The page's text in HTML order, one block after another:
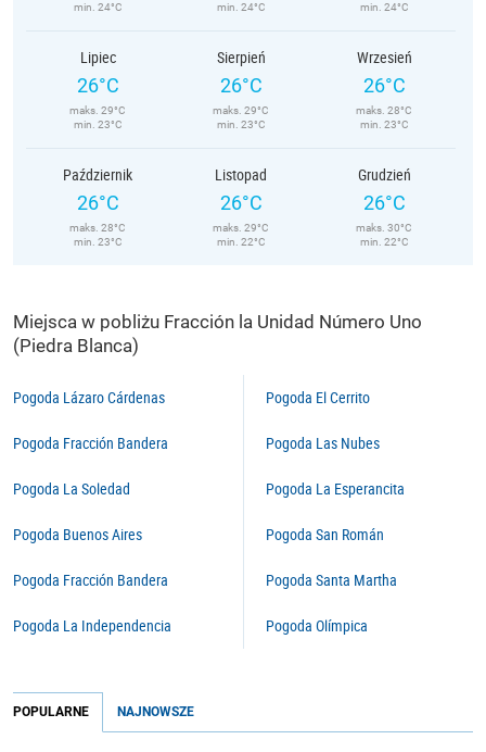
min. 24°C
min. 24°C
min. 24°C
Lipiec
26°C
maks. 29°C
min. 23°C
Sierpień
26°C
maks. 29°C
min. 23°C
Wrzesień
26°C
maks. 28°C
min. 23°C
Październik
26°C
maks. 28°C
min. 23°C
Listopad
26°C
maks. 29°C
min. 22°C
Grudzień
26°C
maks. 30°C
min. 22°C
Miejsca w pobliżu Fracción la Unidad Número Uno
(Piedra Blanca)
Pogoda Lázaro Cárdenas
Pogoda Fracción Bandera
Pogoda La Soledad
Pogoda Buenos Aires
Pogoda Fracción Bandera
Pogoda La Independencia
Pogoda El Cerrito
Pogoda Las Nubes
Pogoda La Esperancita
Pogoda San Román
Pogoda Santa Martha
Pogoda Olímpica
POPULARNE NAJNOWSZE